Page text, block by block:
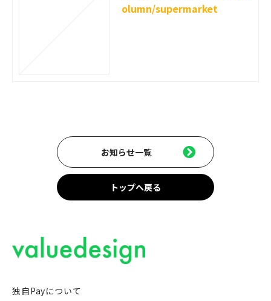
よくあるご質問
olumn/supermarket
お知らせ一覧
トップへ戻る
独自Payについて